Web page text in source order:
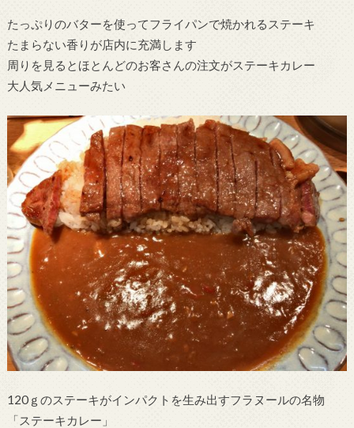
たっぷりのバターを使ってフライパンで焼かれるステーキ
たまらない香りが店内に充満します
周りを見るとほとんどのお客さんの注文がステーキカレー
大人気メニューみたい
120ｇのステーキがインパクトを生み出すフラヌールの名物
「ステーキカレー」